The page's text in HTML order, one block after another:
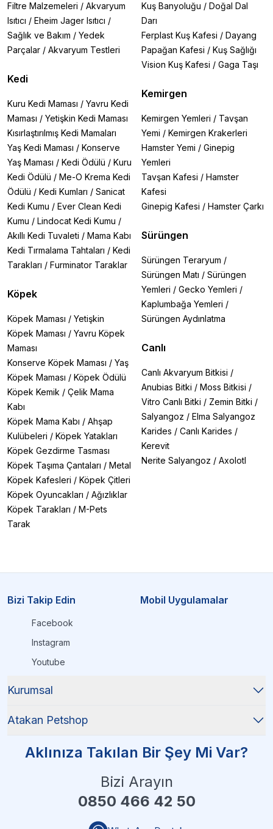
Filtre Malzemeleri / Akvaryum
Isıtıcı / Eheim Jager Isıtıcı /
Sağlık ve Bakım / Yedek
Parçalar / Akvaryum Testleri
Kedi
Kuru Kedi Maması / Yavru Kedi
Maması / Yetişkin Kedi Maması
Kısırlaştırılmış Kedi Mamaları
Yaş Kedi Maması / Konserve
Yaş Maması / Kedi Ödülü / Kuru
Kedi Ödülü / Me-O Krema Kedi
Ödülü / Kedi Kumları / Sanicat
Kedi Kumu / Ever Clean Kedi
Kumu / Lindocat Kedi Kumu /
Akıllı Kedi Tuvaleti / Mama Kabı
Kedi Tırmalama Tahtaları / Kedi
Tarakları / Furminator Taraklar
Köpek
Köpek Maması / Yetişkin
Köpek Maması / Yavru Köpek
Maması
Konserve Köpek Maması / Yaş
Köpek Maması / Köpek Ödülü
Köpek Kemik / Çelik Mama
Kabı
Köpek Mama Kabı / Ahşap
Kulübeleri / Köpek Yatakları
Köpek Gezdirme Tasması
Köpek Taşıma Çantaları / Metal
Köpek Kafesleri / Köpek Çitleri
Köpek Oyuncakları / Ağızlıklar
Köpek Tarakları / M-Pets
Tarak
Kuş Banyoluğu / Doğal Dal
Darı
Ferplast Kuş Kafesi / Dayang
Papağan Kafesi / Kuş Sağlığı
Vision Kuş Kafesi / Gaga Taşı
Kemirgen
Kemirgen Yemleri / Tavşan
Yemi / Kemirgen Krakerleri
Hamster Yemi / Ginepig
Yemleri
Tavşan Kafesi / Hamster
Kafesi
Ginepig Kafesi / Hamster Çarkı
Sürüngen
Sürüngen Teraryum /
Sürüngen Matı / Sürüngen
Yemleri / Gecko Yemleri /
Kaplumbağa Yemleri /
Sürüngen Aydınlatma
Canlı
Canlı Akvaryum Bitkisi /
Anubias Bitki / Moss Bitkisi /
Vitro Canlı Bitki / Zemin Bitki /
Salyangoz / Elma Salyangoz
Karides / Canlı Karides /
Kerevit
Nerite Salyangoz / Axolotl
Bizi Takip Edin
Facebook
Instagram
Youtube
Mobil Uygulamalar
Kurumsal
Atakan Petshop
Aklınıza Takılan Bir Şey Mi Var?
Bizi Arayın
0850 466 42 50